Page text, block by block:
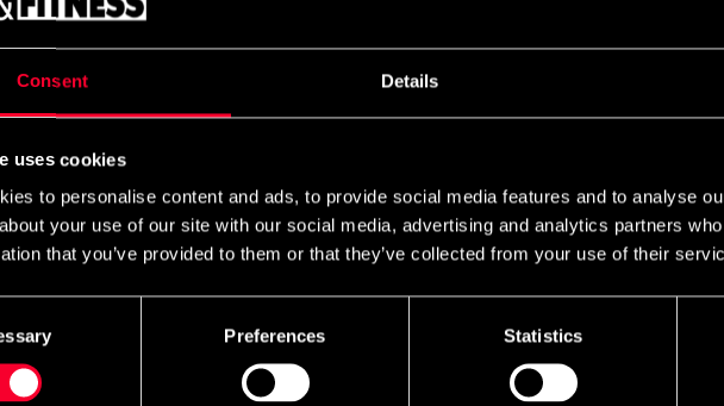
Consent Details
uses cookies
to personalise content and ads, to provide social media features and to analyse
your use of our site with our social media, advertising and analytics partners
that you’ve provided to them or that they’ve collected from your use of their
Preferences Statistics
er let og kompakt, så du kan træne hvor som helst – i fitnesscentret, derhjemme,
så træningen passer præcis til dig. Iron Gym® Adjustable Tube Trainer –